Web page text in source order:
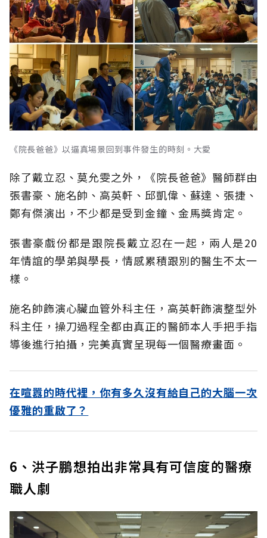
《院長爸爸》以逼真場景回到事件發生的時刻。大愛
除了戴立忍、莫允雯之外，《院長爸爸》醫師群由
張書豪、施名帥、高英軒、邱凱偉、蘇達、張捷、
鄭有傑演出，不少都是受到金鐘、金馬獎肯定。
張書豪戲份都是跟院長戴立忍在一起，兩人是20
年情誼的學弟與學長，情感累積跟別的醫生不太一
樣。
施名帥飾演心臟血管外科主任，高英軒飾演整型外
科主任，操刀過程全都由真正的醫師本人手把手指
導後進行拍攝，完美真實呈現每一個醫療畫面。
在喧囂的時代裡，你有多久沒有給自己的大腦一次
優雅的重啟了？
6、洪子鵬想拍出非常具有可信度的醫療
職人劇